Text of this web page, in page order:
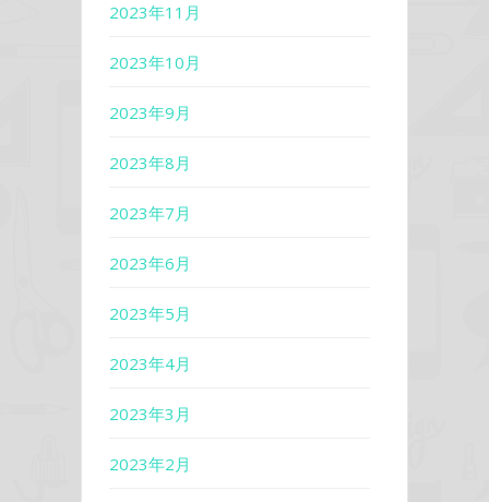
2023年11月
2023年10月
2023年9月
2023年8月
2023年7月
2023年6月
2023年5月
2023年4月
2023年3月
2023年2月